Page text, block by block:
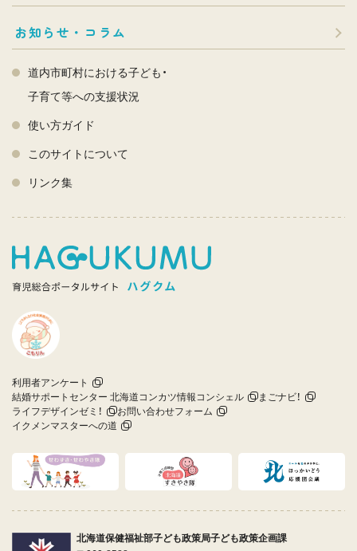
お知らせ・コラム
道内市町村における子ども・
子育て等への支援状況
使い方ガイド
このサイトについて
リンク集
利用者アンケート
結婚サポートセンター 北海道コンカツ情報コンシェル
まごナビ！
ライフデザインゼミ！
お問い合わせフォーム
イクメンマスターへの道
北海道保健福祉部子ども政策局子ども政策企画課